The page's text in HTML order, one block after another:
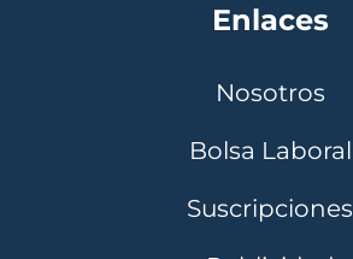
Enlaces
Nosotros
Bolsa Laboral
Suscripciones